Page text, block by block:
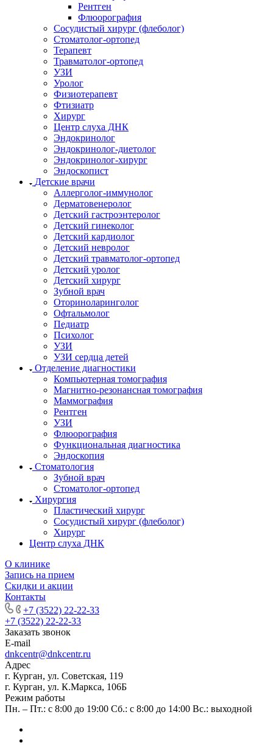
Рентген
Флюорография
Сосудистый хирург (флеболог)
Стоматолог-ортопед
Терапевт
Травматолог-ортопед
УЗИ
Уролог
Физиотерапевт
Фтизиатр
Хирург
Центр слуха ДНК
Эндокринолог
Эндокринолог-диетолог
Эндокринолог-хирург
Эндоскопист
Детские врачи
Аллерголог-иммунолог
Дерматовенеролог
Детский гастроэнтеролог
Детский гинеколог
Детский кардиолог
Детский невролог
Детский травматолог-ортопед
Детский уролог
Детский хирург
Зубной врач
Оториноларинголог
Офтальмолог
Педиатр
Психолог
УЗИ
УЗИ сердца детей
Отделение диагностики
Компьютерная томография
Магнитно-резонансная томография
Маммография
Рентген
УЗИ
Флюорография
Функциональная диагностика
Эндоскопия
Стоматология
Зубной врач
Стоматолог-ортопед
Хирургия
Пластический хирург
Сосудистый хирург (флеболог)
Хирург
Центр слуха ДНК
О клинике
Запись на прием
Скидки и акции
Контакты
+7 (3522) 22-22-33
+7 (3522) 22-22-33
Заказать звонок
E-mail
dnkcentr@dnkcentr.ru
Адрес
г. Курган, ул. Советская, 119
г. Курган, ул. К.Маркса, 106Б
Режим работы
Пн. – Пт.: с 8:00 до 19:00 Сб.: с 8:00 до 14:00 Вс.: выходной